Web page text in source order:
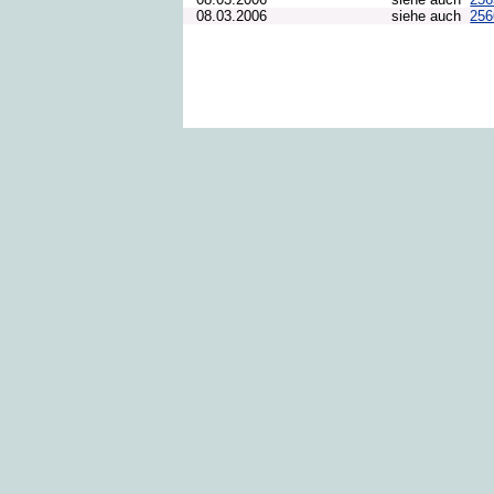
08.03.2006
siehe auch